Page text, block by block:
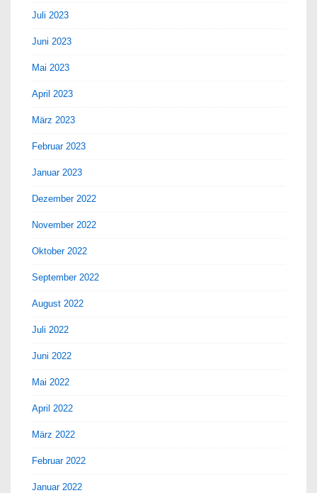
Juli 2023
Juni 2023
Mai 2023
April 2023
März 2023
Februar 2023
Januar 2023
Dezember 2022
November 2022
Oktober 2022
September 2022
August 2022
Juli 2022
Juni 2022
Mai 2022
April 2022
März 2022
Februar 2022
Januar 2022